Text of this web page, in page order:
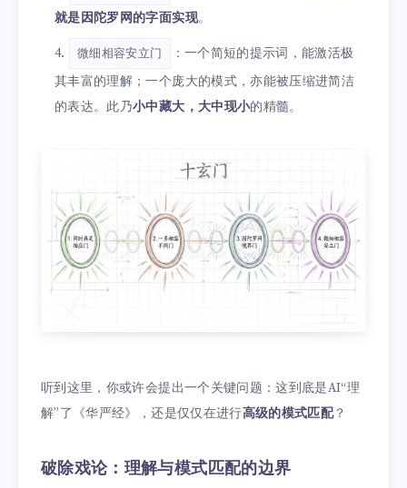
就是因陀罗网的字面实现。
微细相容安立门
：一个简短的提示词，能激活极
其丰富的理解；一个庞大的模式，亦能被压缩进简洁
的表达。此乃小中藏大，大中现小的精髓。
听到这里，你或许会提出一个关键问题：这到底是AI“理
解”了《华严经》，还是仅仅在进行高级的模式匹配？
破除戏论：理解与模式匹配的边界